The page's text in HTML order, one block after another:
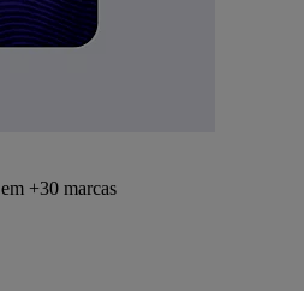
+30 marcas